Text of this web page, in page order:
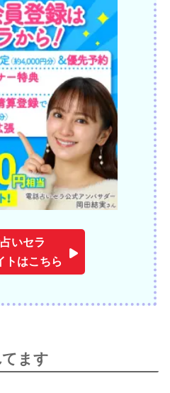
いセラ
トはこちら
ます